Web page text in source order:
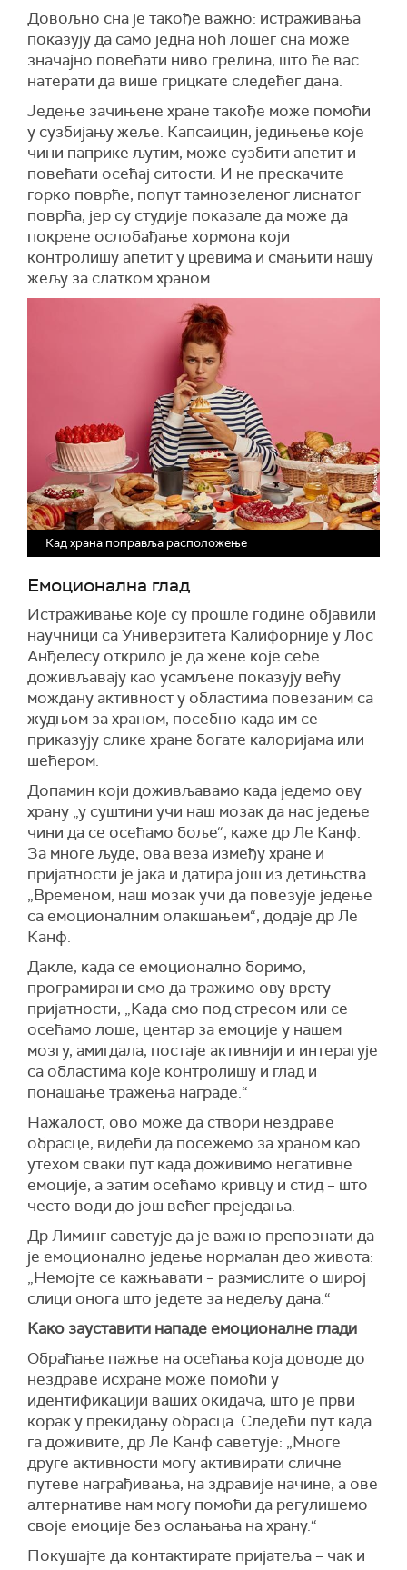
Довољно сна је такође важно: истраживања
показују да само једна ноћ лошег сна може
значајно повећати ниво грелина, што ће вас
натерати да више грицкате следећег дана.
Једење зачињене хране такође може помоћи
у сузбијању жеље. Капсаицин, једињење које
чини паприке љутим, може сузбити апетит и
повећати осећај ситости. И не прескачите
горко поврће, попут тамнозеленог лиснатог
поврћа, јер су студије показале да може да
покрене ослобађање хормона који
контролишу апетит у цревима и смањити нашу
жељу за слатком храном.
Кад храна поправља расположење
Емоционална глад
Истраживање које су прошле године објавили
научници са Универзитета Калифорније у Лос
Анђелесу открило је да жене које себе
доживљавају као усамљене показују већу
мождану активност у областима повезаним са
жудњом за храном, посебно када им се
приказују слике хране богате калоријама или
шећером.
Допамин који доживљавамо када једемо ову
храну „у суштини учи наш мозак да нас једење
чини да се осећамо боље“, каже др Ле Канф.
За многе људе, ова веза између хране и
пријатности је јака и датира још из детињства.
„Временом, наш мозак учи да повезује једење
са емоционалним олакшањем“, додаје др Ле
Канф.
Дакле, када се емоционално боримо,
програмирани смо да тражимо ову врсту
пријатности, „Када смо под стресом или се
осећамо лоше, центар за емоције у нашем
мозгу, амигдала, постаје активнији и интерагује
са областима које контролишу и глад и
понашање тражења награде.“
Нажалост, ово може да створи нездраве
обрасце, видећи да посежемо за храном као
утехом сваки пут када доживимо негативне
емоције, а затим осећамо кривцу и стид – што
често води до још већег преједања.
Др Лиминг саветује да је важно препознати да
је емоционално једење нормалан део живота:
„Немојте се кажњавати – размислите о широј
слици онога што једете за недељу дана.“
Како зауставити нападе емоционалне глади
Обраћање пажње на осећања која доводе до
нездраве исхране може помоћи у
идентификацији ваших окидача, што је први
корак у прекидању обрасца. Следећи пут када
га доживите, др Ле Канф саветује: „Многе
друге активности могу активирати сличне
путеве награђивања, на здравије начине, а ове
алтернативе нам могу помоћи да регулишемо
своје емоције без ослањања на храну.“
Покушајте да контактирате пријатеља – чак и